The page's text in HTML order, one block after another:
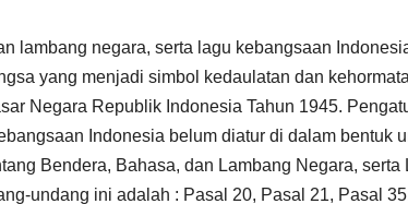
lambang negara, serta lagu kebangsaan
yang menjadi simbol kedaulatan dan
Negara Republik Indonesia Tahun 1945.
Indonesia belum diatur di dalam bentuk
Bendera, Bahasa, dan Lambang Negara, serta
undang ini adalah : Pasal 20, Pasal 21, Pasal